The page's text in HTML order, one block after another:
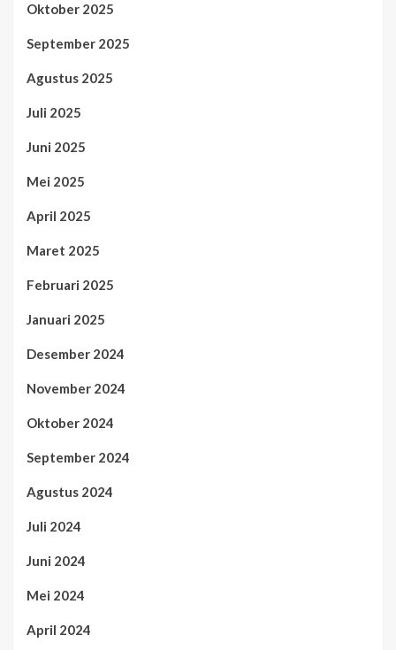
Oktober 2025
September 2025
Agustus 2025
Juli 2025
Juni 2025
Mei 2025
April 2025
Maret 2025
Februari 2025
Januari 2025
Desember 2024
November 2024
Oktober 2024
September 2024
Agustus 2024
Juli 2024
Juni 2024
Mei 2024
April 2024